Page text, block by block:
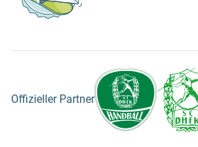
Offizieller Partner